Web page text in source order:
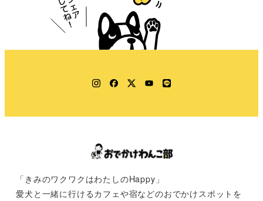
Instagram
Facebook
TwitterYouTube
LINE
「きみのワクワクはわたしのHappy」
愛犬と一緒に行けるカフェや宿などのおでかけスポットを